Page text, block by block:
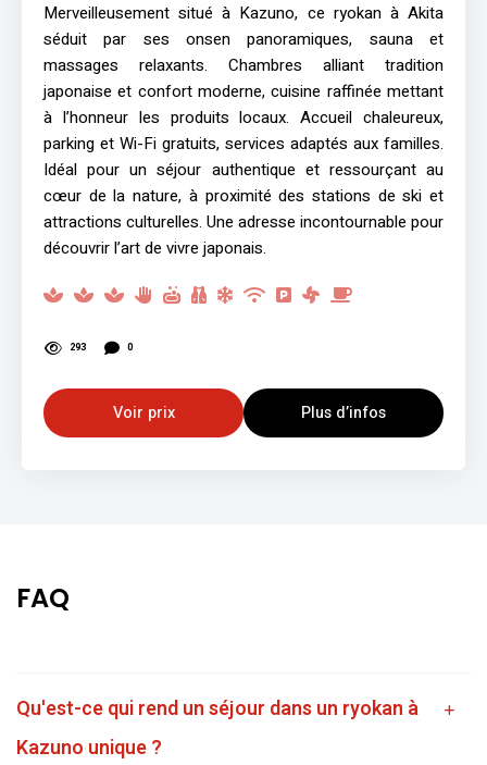
Merveilleusement situé à Kazuno, ce ryokan à Akita
séduit par ses onsen panoramiques, sauna et
massages relaxants. Chambres alliant tradition
japonaise et confort moderne, cuisine raffinée mettant
à l’honneur les produits locaux. Accueil chaleureux,
parking et Wi-Fi gratuits, services adaptés aux familles.
Idéal pour un séjour authentique et ressourçant au
cœur de la nature, à proximité des stations de ski et
attractions culturelles. Une adresse incontournable pour
découvrir l’art de vivre japonais.
293 0
Voir prix Plus d’infos
FAQ
Qu'est-ce qui rend un séjour dans un ryokan à
Kazuno unique ?